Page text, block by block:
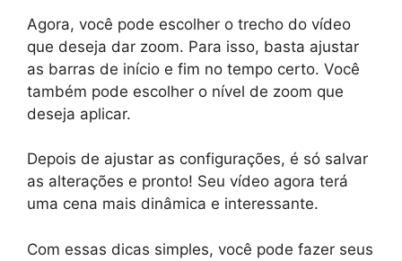
Agora, você pode escolher o trecho do vídeo
que deseja dar zoom. Para isso, basta ajustar
as barras de início e fim no tempo certo. Você
também pode escolher o nível de zoom que
deseja aplicar.
Depois de ajustar as configurações, é só salvar
as alterações e pronto! Seu vídeo agora terá
uma cena mais dinâmica e interessante.
Com essas dicas simples, você pode fazer seus